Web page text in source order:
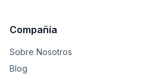
Compañía
Sobre Nosotros
Blog